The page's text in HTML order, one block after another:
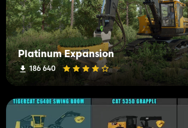
Platinum Expansion
186 640